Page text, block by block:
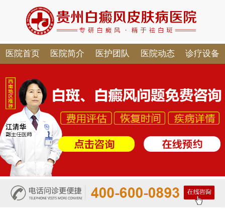
医院首页 医院简介 医护团队 医院动态 诊疗设备